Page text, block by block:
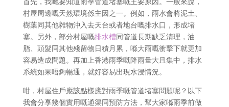
村屋周邊嘅天然環境係主因之一。例如，雨水會將泥土、
樹葉同其他雜物沖入去天台或者地台嘅排水口，形成堵
塞。另外，部分村屋嘅排水槽同管道長期缺乏清理，油
脂、頭髮同其他殘留物日積月累，喺大雨嘅衝擊下就更加
容易造成問題。再加上香港雨季嘅降雨量大且集中，排水
系統如果唔夠暢通，就好容易出現水浸情況。
咁，村屋住戶應該點樣應對雨季嘅管道堵塞問題呢？以下
我會分享幾個實用嘅通渠同預防方法，幫大家喺雨季前做